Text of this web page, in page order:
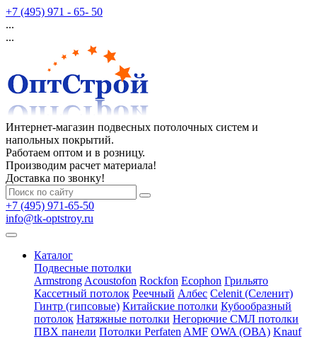
+7 (495) 971 - 65- 50
...
...
Интернет-магазин подвесных потолочных систем и
напольных покрытий.
Работаем оптом и в розницу.
Производим расчет материала!
Доставка по звонку!
+7 (495) 971-65-50
info@tk-optstroy.ru
Каталог
Подвесные потолки
Armstrong Acoustofon Rockfon Ecophon Грильято
Кассетный потолок Реечный Албес Celenit (Селенит)
Гинтр (гипсовые) Китайские потолки Кубообразный
потолок Натяжные потолки Негорючие СМЛ потолки
ПВХ панели Потолки Perfaten AMF OWA (ОВА) Knauf